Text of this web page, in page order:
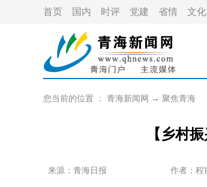
首页 国内 时评 党建 省情 文化
您当前的位置 ： 青海新闻网 → 聚焦青海
【乡村
来源：青海日报 作者： 程